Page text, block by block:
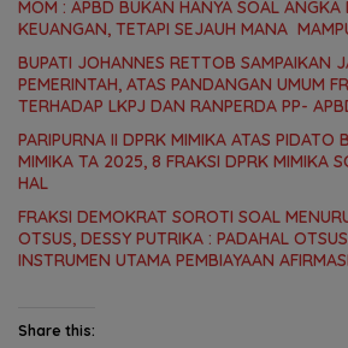
MOM : APBD BUKAN HANYA SOAL ANGKA
KEUANGAN, TETAPI SEJAUH MANA
BUPATI JOHANNES RETTOB SAMPAIKAN
PEMERINTAH, ATAS PANDANGAN UMUM
TERHADAP LKPJ DAN RANPERDA PP-
PARIPURNA II DPRK MIMIKA ATAS PIDATO
MIMIKA TA 2025, 8 FRAKSI DPRK MIMIKA
HAL
FRAKSI DEMOKRAT SOROTI SOAL
OTSUS, DESSY PUTRIKA : PADAHAL
INSTRUMEN UTAMA PEMBIAYAAN
Share this: